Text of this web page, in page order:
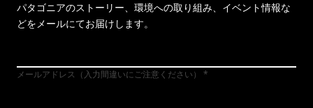
パタゴニアのストーリー、環境への取り組み、イベント情報な
どをメールにてお届けします。
メールアドレス（入力間違いにご注意ください）